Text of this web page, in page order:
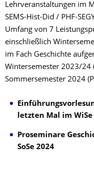
Lehrveranstaltungen im
SEMS-Hist-Did / PHF-
Umfang von 7
einschließlich
im Fach Geschichte
Wintersemester 2023/24
Sommersemester 2024
letzten Mal im WiSe
Proseminare
SoSe 2024